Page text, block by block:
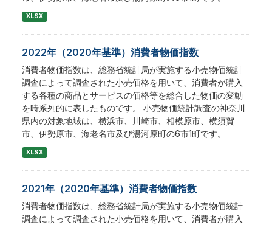
XLSX
2022年（2020年基準）消費者物価指数
消費者物価指数は、総務省統計局が実施する小売物価統計
調査によって調査された小売価格を用いて、消費者が購入
する各種の商品とサービスの価格等を総合した物価の変動
を時系列的に表したものです。 小売物価統計調査の神奈川
県内の対象地域は、横浜市、川崎市、相模原市、横須賀
市、伊勢原市、海老名市及び湯河原町の6市1町です。
XLSX
2021年（2020年基準）消費者物価指数
消費者物価指数は、総務省統計局が実施する小売物価統計
調査によって調査された小売価格を用いて、消費者が購入